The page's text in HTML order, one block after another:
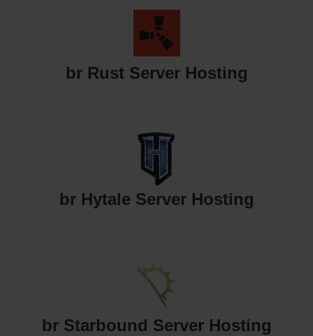
br Rust Server Hosting
br Hytale Server Hosting
br Starbound Server Hosting